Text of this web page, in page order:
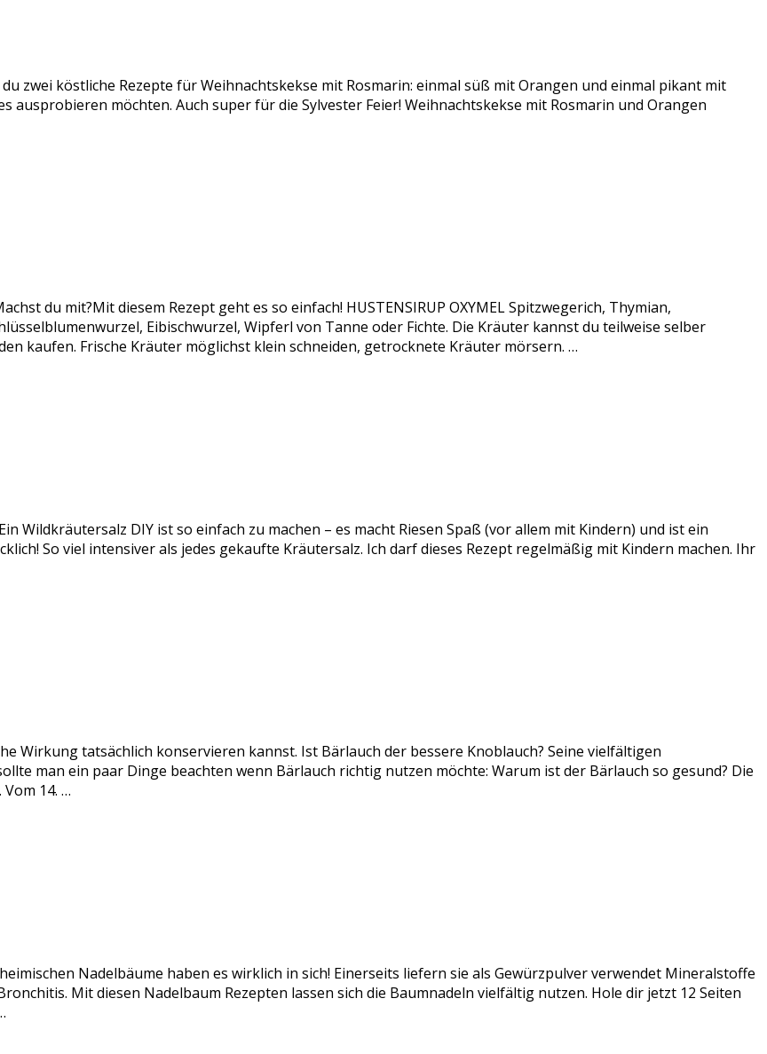
zwei köstliche Rezepte für Weihnachtskekse mit Rosmarin: einmal süß mit Orangen und einmal pikant mit
ausprobieren möchten. Auch super für die Sylvester Feier! Weihnachtskekse mit Rosmarin und Orangen
du mit?Mit diesem Rezept geht es so einfach! HUSTENSIRUP OXYMEL Spitzwegerich, Thymian,
Eibischwurzel, Wipferl von Tanne oder Fichte. Die Kräuter kannst du teilweise selber
kaufen. Frische Kräuter möglichst klein schneiden, getrocknete Kräuter mörsern. …
Wildkräutersalz DIY ist so einfach zu machen – es macht Riesen Spaß (vor allem mit Kindern) und ist ein
So viel intensiver als jedes gekaufte Kräutersalz. Ich darf dieses Rezept regelmäßig mit Kindern machen. Ihr
Wirkung tatsächlich konservieren kannst. Ist Bärlauch der bessere Knoblauch? Seine vielfältigen
man ein paar Dinge beachten wenn Bärlauch richtig nutzen möchte: Warum ist der Bärlauch so gesund? Die
14. …
Nadelbäume haben es wirklich in sich! Einerseits liefern sie als Gewürzpulver verwendet Mineralstoffe
Mit diesen Nadelbaum Rezepten lassen sich die Baumnadeln vielfältig nutzen. Hole dir jetzt 12 Seiten